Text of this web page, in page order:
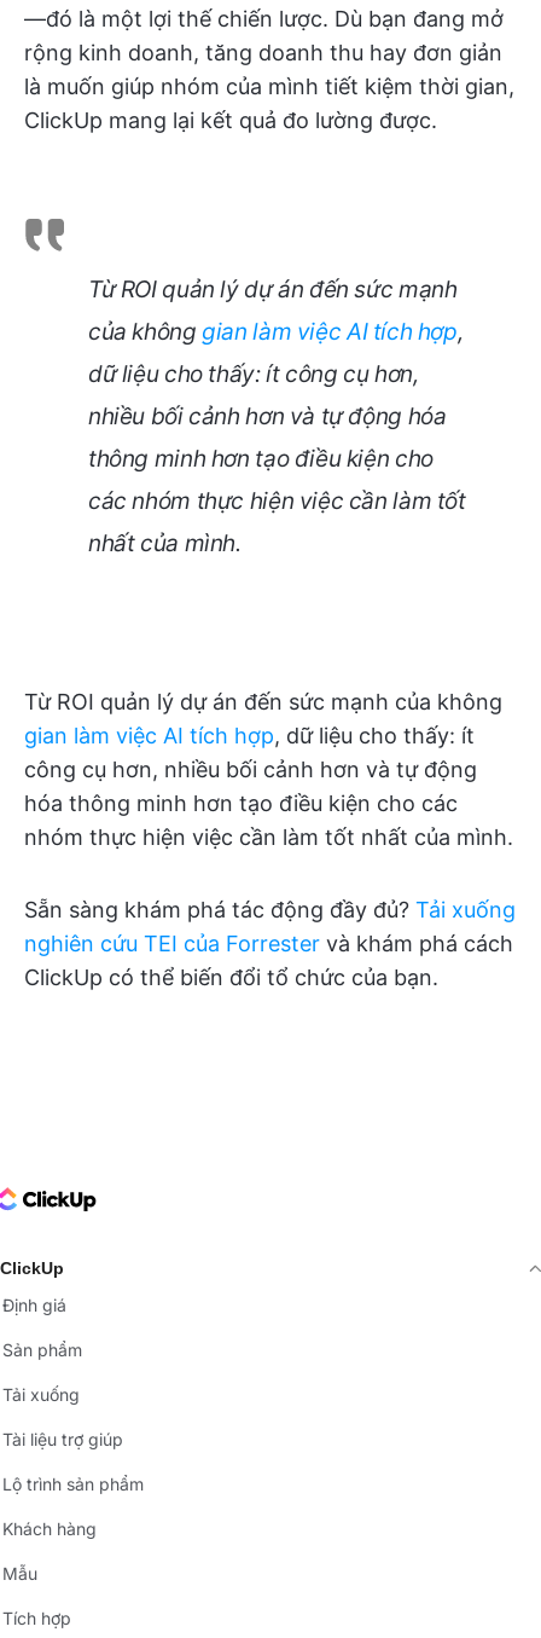
—đó là một lợi thế chiến lược. Dù bạn đang mở
rộng kinh doanh, tăng doanh thu hay đơn giản
là muốn giúp nhóm của mình tiết kiệm thời gian,
ClickUp mang lại kết quả đo lường được.
Từ ROI quản lý dự án đến sức mạnh
của không gian làm việc AI tích hợp,
dữ liệu cho thấy: ít công cụ hơn,
nhiều bối cảnh hơn và tự động hóa
thông minh hơn tạo điều kiện cho
các nhóm thực hiện việc cần làm tốt
nhất của mình.
Từ ROI quản lý dự án đến sức mạnh của không
gian làm việc AI tích hợp, dữ liệu cho thấy: ít
công cụ hơn, nhiều bối cảnh hơn và tự động
hóa thông minh hơn tạo điều kiện cho các
nhóm thực hiện việc cần làm tốt nhất của mình.
Sẵn sàng khám phá tác động đầy đủ? Tải xuống
nghiên cứu TEI của Forrester và khám phá cách
ClickUp có thể biến đổi tổ chức của bạn.
Logo
ClickUp
Định giá
Sản phẩm
Tải xuống
Tài liệu trợ giúp
Lộ trình sản phẩm
Khách hàng
Mẫu
Tích hợp